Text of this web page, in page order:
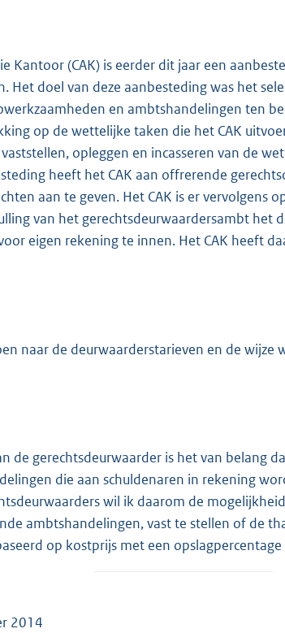
Kantoor (CAK) is eerder dit jaar een
Het doel van deze aanbesteding was het
en ambtshandelingen ten
op de wettelijke taken die het CAK
opleggen en incasseren van de
heeft het CAK aan offrerende
aan te geven. Het CAK is er vervolgens
van het gerechtsdeurwaardersambt het
eigen rekening te innen. Het CAK heeft
naar de deurwaarderstarieven en de wijze
de gerechtsdeurwaarder is het van belang
die aan schuldenaren in rekening
wil ik daarom de
ambtshandelingen, vast te stellen of de
op kostprijs met een
2014